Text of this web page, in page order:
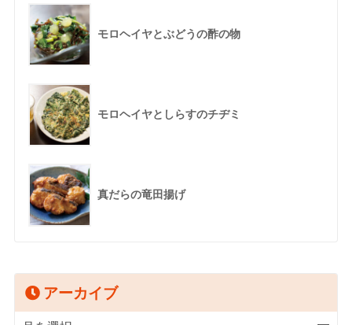
モロヘイヤとぶどうの酢の物
モロヘイヤとしらすのチヂミ
真だらの竜田揚げ
アーカイブ